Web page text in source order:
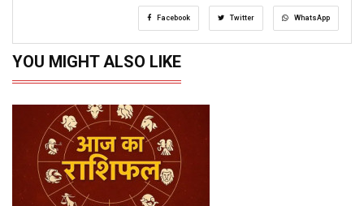
Facebook Twitter WhatsApp
YOU MIGHT ALSO LIKE